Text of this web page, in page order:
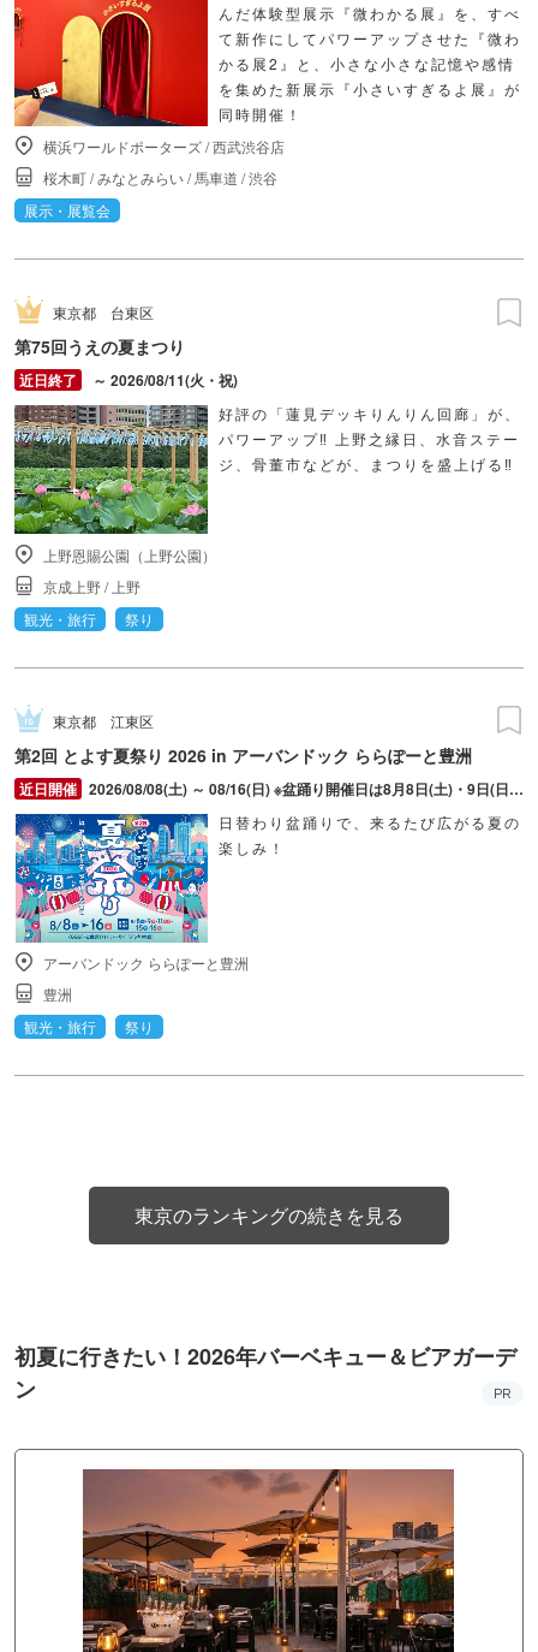
んだ体験型展示『微わかる展』を、すべ
て新作にしてパワーアップさせた『微わ
かる展2』と、小さな小さな記憶や感情
を集めた新展示『小さいすぎるよ展』が
同時開催！
横浜ワールドポーターズ/西武渋谷店
桜木町/みなとみらい/馬車道 /渋谷
展示・展覧会
東京都 台東区
第75回うえの夏まつり
～ 2026/08/11(火・祝)
好評の「蓮見デッキりんりん回廊」が、
パワーアップ‼ 上野之縁日、水音ステー
ジ、骨董市などが、まつりを盛上げる‼
上野恩賜公園（上野公園）
京成上野/ 上野
観光・旅行
祭り
東京都 江東区
第2回 とよす夏祭り 2026 in アーバンドック ららぽーと豊洲
2026/08/08(土) ～ 08/16(日) ※盆踊り開催日は8月8日(土)・9日(日)・11日(火・祝)・15日(土)・16日(日)のみ。 ※縁日およびキッチンカーについては期間中の全日程営業予定。 ※開催コンテンツは日によって異なります。
日替わり盆踊りで、来るたび広がる夏の
楽しみ！
アーバンドック ららぽーと豊洲
豊洲
観光・旅行
祭り
東京のランキングの続きを見る
初夏に行きたい！2026年バーベキュー＆ビアガーデ
ン
PR